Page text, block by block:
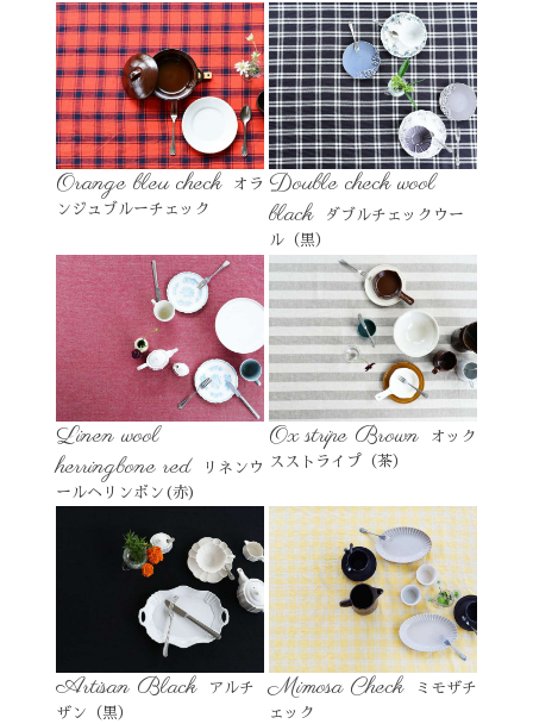
Orange bleu check
オラ
ンジュブルーチェック
Double check wool
black
ダブルチェックウー
ル（黒）
Linen wool
herringbone red
リネンウ
ールヘリンボン(赤)
Ox stripe Brown
オック
スストライプ（茶）
Artisan Black
アルチ
ザン（黒）
Mimosa Check
ミモザチ
ェック